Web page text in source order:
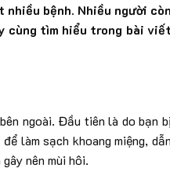
bệnh. Nhiều người còn
cùng tìm hiểu trong bài viết
ngoài. Đầu tiên là do bạn
làm sạch khoang miệng, dẫn
nên mùi hôi.